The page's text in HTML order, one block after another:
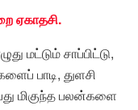
ஏகாதசி.
மட்டும் சாப்பிட்டு,
பாடி, துளசி
மிகுந்த பலன்களை